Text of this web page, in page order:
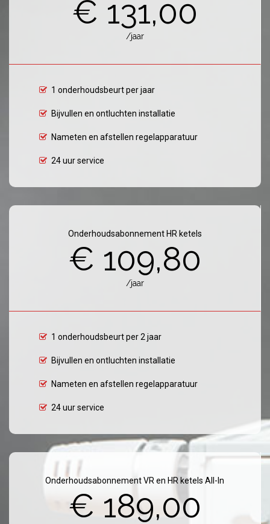
€ 131,00
/jaar
1 onderhoudsbeurt per jaar
Bijvullen en ontluchten installatie
Nameten en afstellen regelapparatuur
24 uur service
Onderhoudsabonnement HR ketels
€ 109,80
/jaar
1 onderhoudsbeurt per 2 jaar
Bijvullen en ontluchten installatie
Nameten en afstellen regelapparatuur
24 uur service
Onderhoudsabonnement VR en HR ketels All-In
€ 189,00